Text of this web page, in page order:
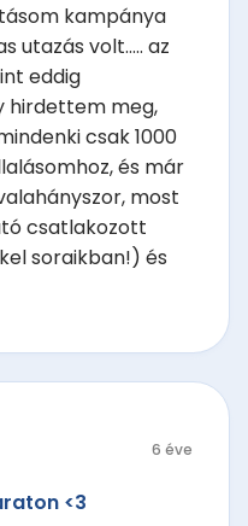
kampánya
utazás volt..... az
eddig
hirdettem meg,
csak 1000
és már
most
csatlakozott
soraikban!) és
6 éve
<3